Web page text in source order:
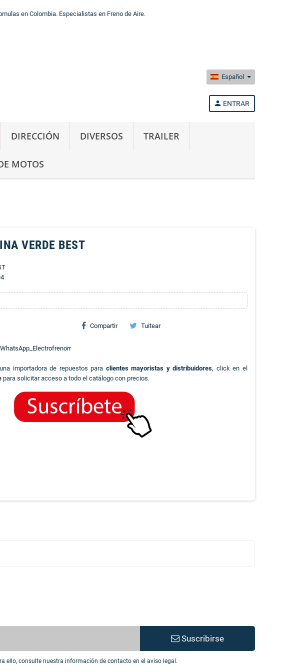
en Colombia. Especialistas en Freno de Aire.
Español
person ENTRAR
DIRECCIÓN DIVERSOS TRAILER
MOTOS
VERDE BEST
Compartir Tuitear
importadora de repuestos para clientes mayoristas y distribuidores, click en el
para solicitar acceso a todo el catálogo con precios.
Suscribirse
ello, consulte nuestra información de contacto en el aviso legal.